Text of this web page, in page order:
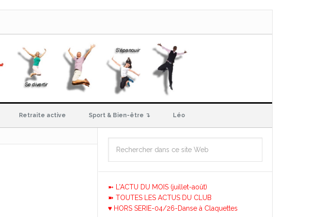
Retraite active Sport & Bien-être ↴ Léo
➼ L'ACTU DU MOIS (juillet-août)
➽ TOUTES LES ACTUS DU CLUB
♥ HORS SERIE-04/26-Danse à Claquettes